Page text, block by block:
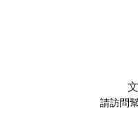
請訪問